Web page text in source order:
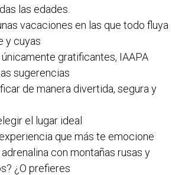
las edades.
vacaciones en las que todo fluya
y cuyas
gratificantes, IAAPA
sugerencias
de manera divertida, segura y
el lugar ideal
que más te emocione
con montañas rusas y
¿O prefieres